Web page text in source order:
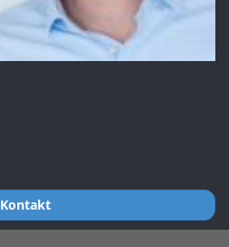
Kontakt